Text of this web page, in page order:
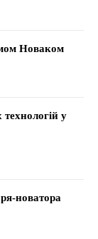
Новаком
у
новатора